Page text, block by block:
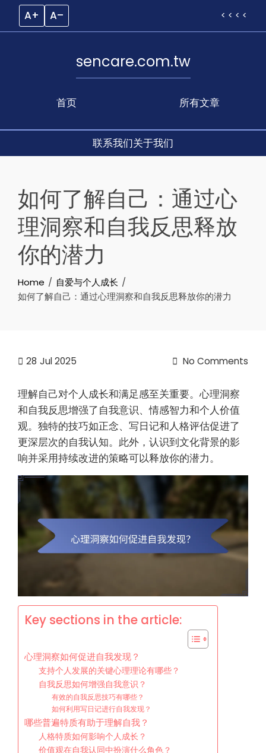
A+ A– < < < <
首页
sencare.com.tw
所有文章
联系我们关于我们
content
如何了解自己：通过心
理洞察和自我反思释放
你的潜力
Home
自爱与个人成长
如何了解自己：通过心理洞察和自我反思释放你的潜力
28 Jul 2025 No Comments
理解自己对个人成长和满足感至关重要。心理洞察
和自我反思增强了自我意识、情感智力和个人价值
观。独特的技巧如正念、写日记和人格评估促进了
更深层次的自我认知。此外，认识到文化背景的影
响并采用持续改进的策略可以释放你的潜力。
Key sections in the article:
心理洞察如何促进自我发现？
支持个人发展的关键心理理论有哪些？
自我反思如何增强自我意识？
有效的自我反思技巧有哪些？
如何利用写日记进行自我发现？
哪些普遍特质有助于理解自我？
人格特质如何影响个人成长？
价值观在自我认同中扮演什么角色？